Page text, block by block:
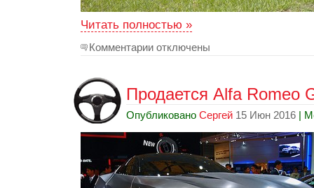
Читать полностью »
Комментарии отключены
Продается Alfa Romeo
Опубликовано Сергей 15 Июн 2016 |